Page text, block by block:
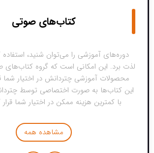
کتاب‌های صوتی
دوره‌های آموزشی را می‌توان شنید، استفاده
لذت برد. این امکانی است که گروه کتاب‌های
محصولات آموزشی چتردانش در اختیار شما
این کتاب‌ها به صورت اختصاصی توسط
با کمترین هزینه ممکن در اختیار شما
مشاهده همه